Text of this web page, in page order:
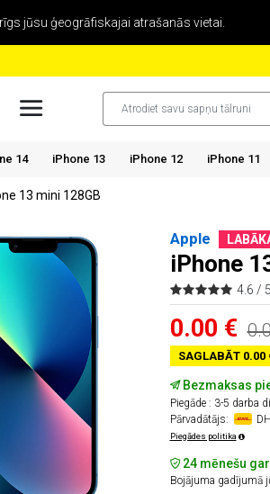
jūsu ģeogrāfiskajai atrašanās vietai.
14 iPhone 13 iPhone 12 iPhone 11
13 mini 128GB
Apple
iPhone
4.6 / 5
0.00 €
SAGLABĀT 0.00
Bezmaksas
Piegāde : 3-5 darba
Pārvadātājs:
Piegādes politika
24 mēnešu
Bojājuma gadījumā